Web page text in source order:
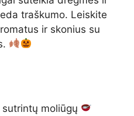
traškumo. Leiskite
ir skonius su
moliūgų